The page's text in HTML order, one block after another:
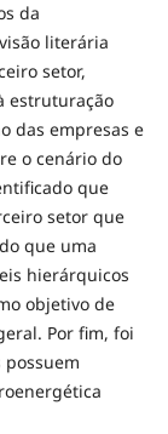
da
literária
setor,
estruturação
das empresas e
o cenário do
que
setor que
que uma
hierárquicos
objetivo de
Por fim, foi